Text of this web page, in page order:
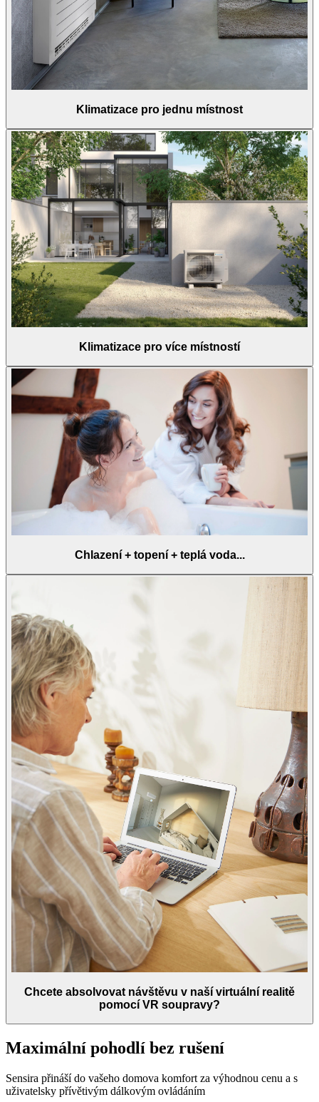
Klimatizace pro jednu místnost
Klimatizace pro více místností
Chlazení + topení + teplá voda...
Chcete absolvovat návštěvu v naší virtuální realitě
pomocí VR soupravy?
Maximální pohodlí bez rušení
Sensira přináší do vašeho domova komfort za výhodnou cenu a s
uživatelsky přívětivým dálkovým ovládáním